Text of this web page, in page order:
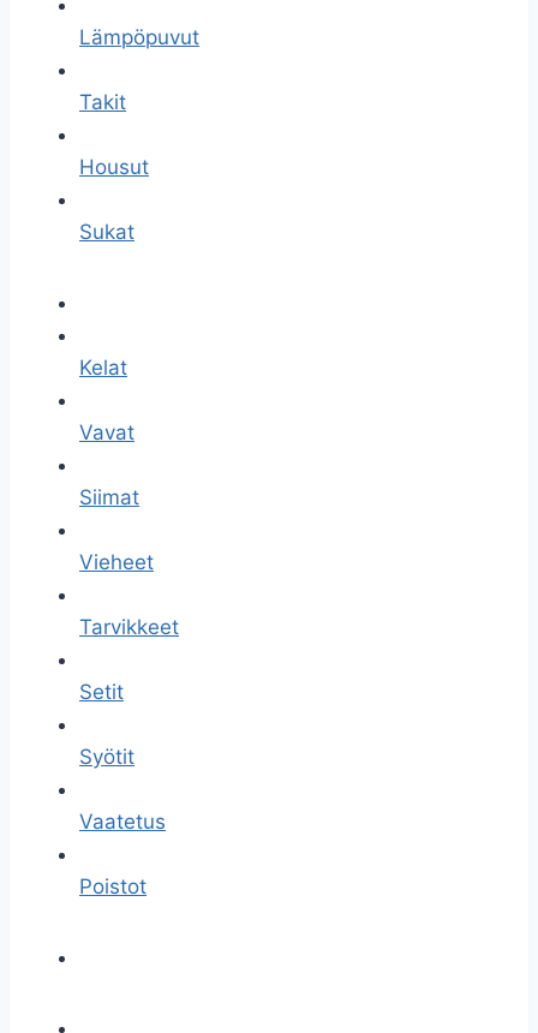
Lämpöpuvut
Takit
Housut
Sukat
Kelat
Vavat
Siimat
Vieheet
Tarvikkeet
Setit
Syötit
Vaatetus
Poistot